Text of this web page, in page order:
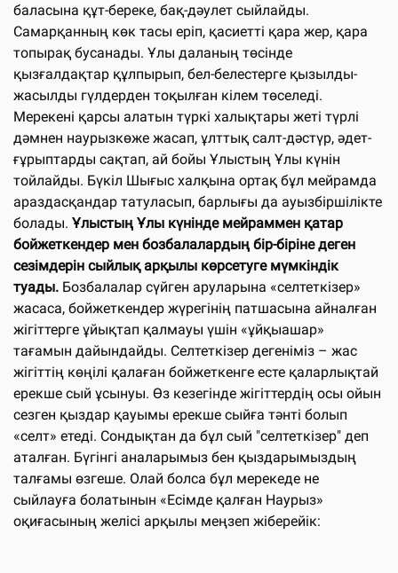
баласына құт-береке, бақ-дәулет сыйлайды.
Самарқанның көк тасы ерiп, қасиеттi қара жер, қара
топырақ бусанады. Ұлы даланың төсiнде
қызғалдақтар құлпырып, бел-белестерге қызылды-
жасылды гүлдерден тоқылған кiлем төселедi.
Мерекені қарсы алатын түркі халықтары жетi түрлi
дәмнен наурызкөже жасап, ұлттық салт-дәстүр, әдет-
ғұрыптарды сақтап, ай бойы Ұлыстың Ұлы күнiн
тойлайды. Бүкiл Шығыс халқына ортақ бұл мейрамда
араздасқандар татуласып, барлығы да ауызбiршiлiкте
болады. Ұлыстың Ұлы күнінде мейраммен қатар
бойжеткендер мен бозбалалардың бір-біріне деген
сезімдерін сыйлық арқылы көрсетуге мүмкіндік
туады. Бозбалалар сүйген аруларына «селтеткізер»
жасаса, бойжеткендер жүрегінің патшасына айналған
жігіттерге ұйықтап қалмауы үшін «ұйқыашар»
тағамын дайындайды. Селтеткізер дегеніміз – жас
жігіттің көңілі қалаған бойжеткенге есте қаларлықтай
ерекше сый ұсынуы. Өз кезегінде жігіттердің осы ойын
сезген қыздар қауымы ерекше сыйға тәнті болып
«селт» етеді. Сондықтан да бұл сый "селтеткізер" деп
аталған. Бүгінгі аналарымыз бен қыздарымыздың
талғамы өзгеше. Олай болса бұл мерекеде не
сыйлауға болатынын «Есімде қалған Наурыз»
оқиғасының желісі арқылы меңзеп жіберейік: